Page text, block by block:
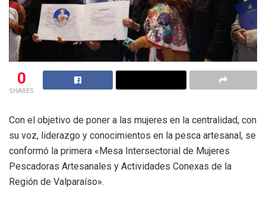
0
SHARES
Con el objetivo de poner a las mujeres en la centralidad, con
su voz, liderazgo y conocimientos en la pesca artesanal, se
conformó la primera «Mesa Intersectorial de Mujeres
Pescadoras Artesanales y Actividades Conexas de la
Región de Valparaíso».